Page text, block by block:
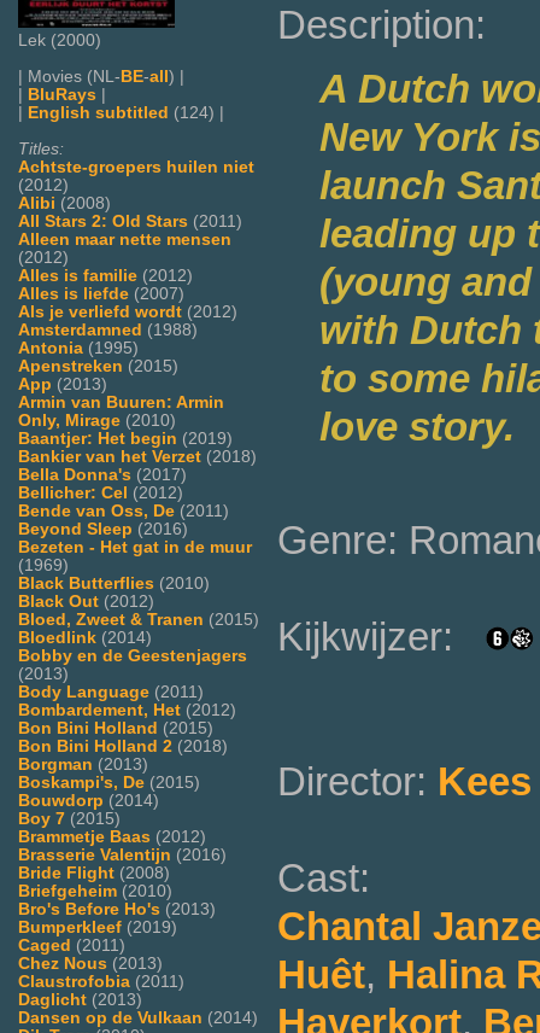
Lek (2000)
| Movies (NL- BE-all ) |
BluRays
English subtitled (124) |
Titles:
Achtste-groepers huilen niet
(2012)
Alibi (2008)
All Stars 2: Old Stars (2011)
Alleen maar nette mensen
(2012)
Alles is familie (2012)
Alles is liefde (2007)
Als je verliefd wordt (2012)
Amsterdamned (1988)
Antonia (1995)
Apenstreken (2015)
App (2013)
Armin van Buuren: Armin
Only, Mirage (2010)
Baantjer: Het begin (2019)
Bankier van het Verzet (2018)
Bella Donna's (2017)
Bellicher: Cel (2012)
Bende van Oss, De (2011)
Beyond Sleep (2016)
Bezeten - Het gat in de muur
(1969)
Black Butterflies (2010)
Black Out (2012)
Bloed, Zweet & Tranen (2015)
Bloedlink (2014)
Bobby en de Geestenjagers
(2013)
Body Language (2011)
Bombardement, Het (2012)
Bon Bini Holland (2015)
Bon Bini Holland 2 (2018)
Borgman (2013)
Boskampi's, De (2015)
Bouwdorp (2014)
Boy 7 (2015)
Brammetje Baas (2012)
Brasserie Valentijn (2016)
Bride Flight (2008)
Briefgeheim (2010)
Bro's Before Ho's (2013)
Bumperkleef (2019)
Caged (2011)
Chez Nous (2013)
Claustrofobia (2011)
Daglicht (2013)
Dansen op de Vulkaan (2014)
Description:
A Dutch
New York
launch
leading up
(young
with Dutch
to some
love story.
Genre:
Kijkwijzer:
Director:
Cast:
Chantal
Huêt, Halina
Haverkort,